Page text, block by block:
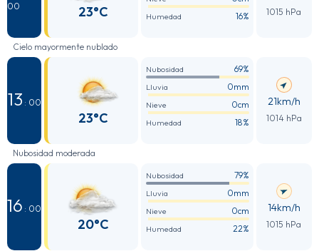
00
23°C Humedad 16% 1015 hPa
Cielo mayormente nublado
13 : 00
23°C
Nubosidad 69%
Lluvia 0mm
Nieve 0cm
Humedad 18%
21km/h
1014 hPa
Nubosidad moderada
16 : 00
20°C
Nubosidad 79%
Lluvia 0mm
Nieve 0cm
Humedad 22%
14km/h
1015 hPa